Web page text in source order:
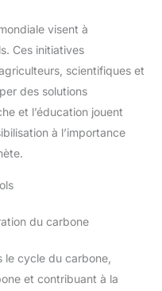
visent à
Ces initiatives
scientifiques et
des solutions
et l’éducation jouent
à l’importance
du carbone
le cycle du carbone,
et contribuant à la